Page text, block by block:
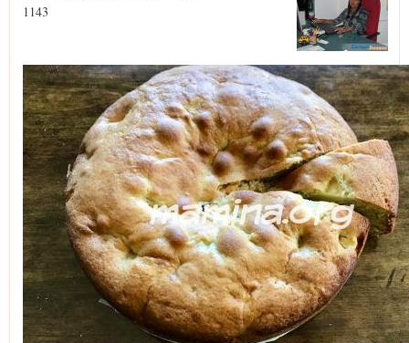
1143